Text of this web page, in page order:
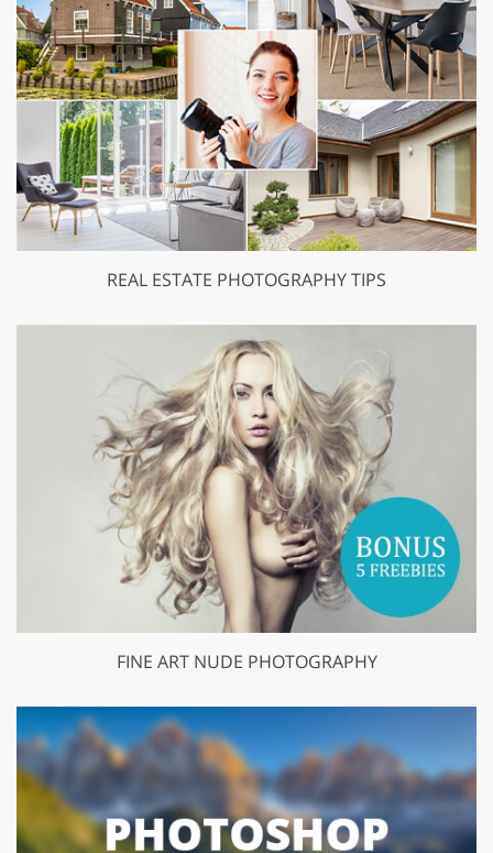
REAL ESTATE PHOTOGRAPHY TIPS
FINE ART NUDE PHOTOGRAPHY